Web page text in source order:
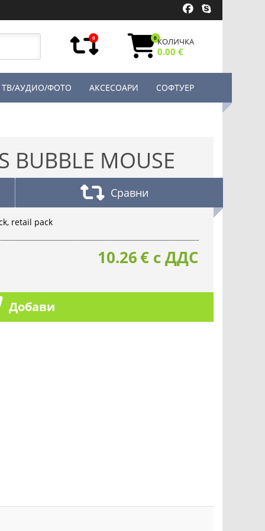
0 0КОЛИЧКА
0.00 €
ТВ/АУДИО/ФОТО АКСЕСОАРИ СОФТУЕР
BUBBLE MOUSE
Сравни
retail pack
10.26€ с ДДС
Добави